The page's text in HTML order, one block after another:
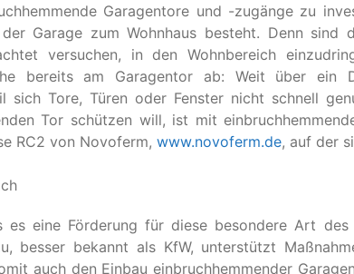
Garagentore und -zugänge zu
Garage zum Wohnhaus besteht. Denn sind
versuchen, in den Wohnbereich
bereits am Garagentor ab: Weit über
sich Tore, Türen oder Fenster nicht schnell
Tor schützen will, ist mit
RC2 von Novoferm, www.novoferm.de, auf der
eine Förderung für diese besondere Art des
besser bekannt als KfW, unterstützt
auch den Einbau einbruchhemmender